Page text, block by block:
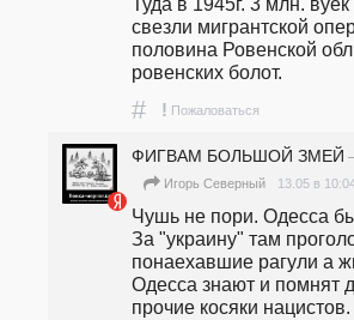
свезли мигрантской
половина Ровенской
ровенских болот.
# ! Пожаловаться
ФИГВАМ БОЛЬШОЙ ЗМЕЙ
Игорь Северный 13.05 в
Чушь не пори. Одесса
За "украину" там
понаехавшие рагули а
Одесса знают и помнят
прочие косяки нацистов.